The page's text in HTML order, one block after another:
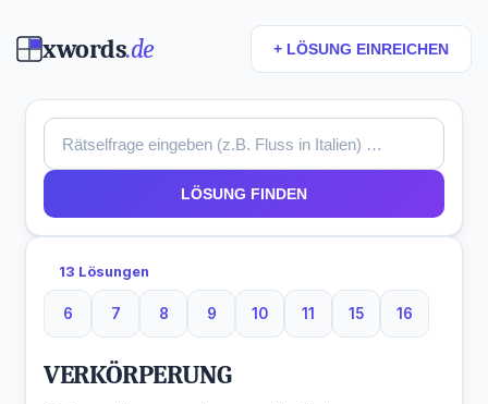
xwords.de + LÖSUNG EINREICHEN
LÖSUNG FINDEN
13 Lösungen
6
6 Buchstaben
7
7 Buchstaben
8
8 Buchstaben
9
9 Buchstaben
10
10 Buchstaben
11
11 Buchstaben
15
15 Buchstaben
16
16
VERKÖRPERUNG